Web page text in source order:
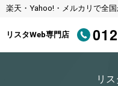
楽天・Yahoo!・メルカリで全
リスタWeb専門店
リ